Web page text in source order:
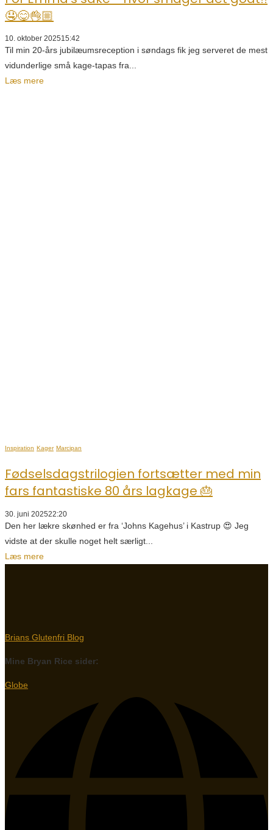
🤤😋👌🏼
10. oktober 202515:42
Til min 20-års jubilæumsreception i søndags fik jeg serveret de mest
vidunderlige små kage-tapas fra...
Læs mere
Inspiration Kager Marcipan
Fødselsdagstrilogien fortsætter med min
fars fantastiske 80 års lagkage 🎂
30. juni 202522:20
Den her lækre skønhed er fra ‘Johns Kagehus’ i Kastrup 😍 Jeg
vidste at der skulle noget helt særligt...
Læs mere
Brians Glutenfri Blog
Mine Bryan Rice sider:
Globe